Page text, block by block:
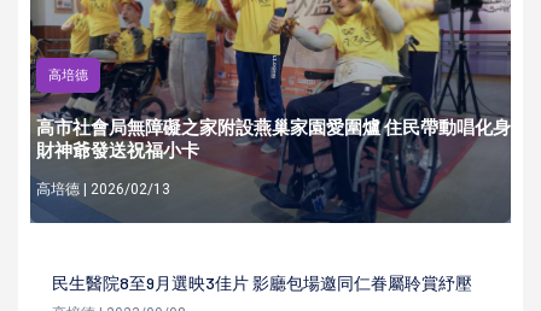
高培德
高市社會局無障礙之家附設燕巢家園愛圍爐 住民帶動唱化身
財神爺發送祝福小卡
高培德 | 2026/02/13
民生醫院8至9月選映3佳片 影廳包場邀同仁眷屬聆賞紓壓